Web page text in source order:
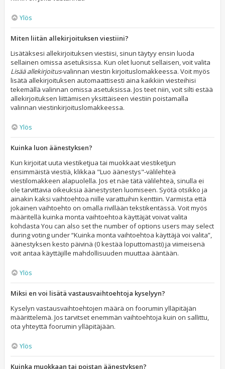
Ylös
Miten liitän allekirjoituksen viestiini?
Lisätäksesi allekirjoituksen viestiisi, sinun täytyy ensin luoda
sellainen omissa asetuksissa. Kun olet luonut sellaisen, voit valita
Lisää allekirjoitus-valinnan viestin kirjoituslomakkeessa. Voit myös
lisätä allekirjoituksen automaattisesti aina kaikkiin viesteihisi
tekemällä valinnan omissa asetuksissa. Jos teet niin, voit silti estää
allekirjoituksen liittämisen yksittäiseen viestiin poistamalla
valinnan viestinkirjoituslomakkeessa.
Ylös
Kuinka luon äänestyksen?
Kun kirjoitat uuta viestiketjua tai muokkaat viestiketjun
ensimmäistä viestiä, klikkaa "Luo äänestys"-välilehteä
viestilomakkeen alapuolella. Jos et näe tätä välilehteä, sinulla ei
ole tarvittavia oikeuksia äänestysten luomiseen. Syötä otsikko ja
ainakin kaksi vaihtoehtoa niille varattuihin kenttiin. Varmista että
jokainen vaihtoehto on omalla rivillään tekstikentässä. Voit myös
määritellä kuinka monta vaihtoehtoa käyttäjät voivat valita
kohdasta You can also set the number of options users may select
during voting under “Kuinka monta vaihtoehtoa käyttäjä voi valita”,
äänestyksen kesto päivinä (0 kestää loputtomasti) ja viimeisenä
voit antaa käyttäjille mahdollisuuden muuttaa ääntään.
Ylös
Miksi en voi lisätä vastausvaihtoehtoja kyselyyn?
Kyselyn vastausvaihtoehtojen määrä on foorumin ylläpitäjän
määrittelemä. Jos tarvitset enemmän vaihtoehtoja kuin on sallittu,
ota yhteyttä foorumin ylläpitäjään.
Ylös
Kuinka muokkaan tai poistan äänestyksen?